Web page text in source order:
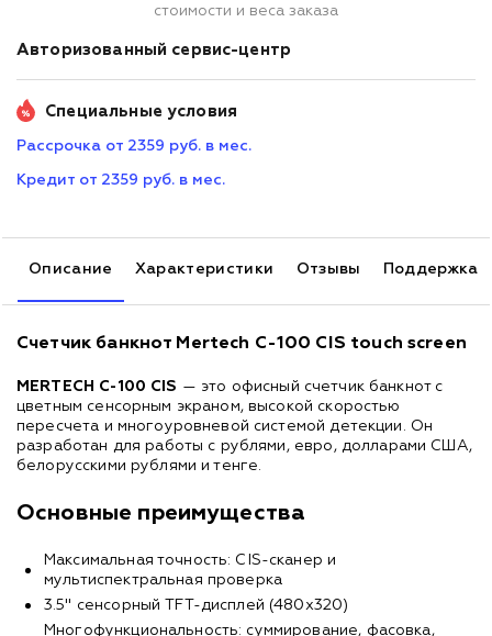
стоимости и веса заказа
Авторизованный сервис-центр
Специальные условия
Рассрочка от 2359 руб. в мес.
Кредит от 2359 руб. в мес.
Описание Характеристики Отзывы Поддержка
Счетчик банкнот Mertech C-100 CIS touch screen
MERTECH C-100 CIS — это офисный счетчик банкнот с
цветным сенсорным экраном, высокой скоростью
пересчета и многоуровневой системой детекции. Он
разработан для работы с рублями, евро, долларами США,
белорусскими рублями и тенге.
Основные преимущества
Максимальная точность: CIS-сканер и
мультиспектральная проверка
3.5" сенсорный TFT-дисплей (480x320)
Многофункциональность: суммирование, фасовка,